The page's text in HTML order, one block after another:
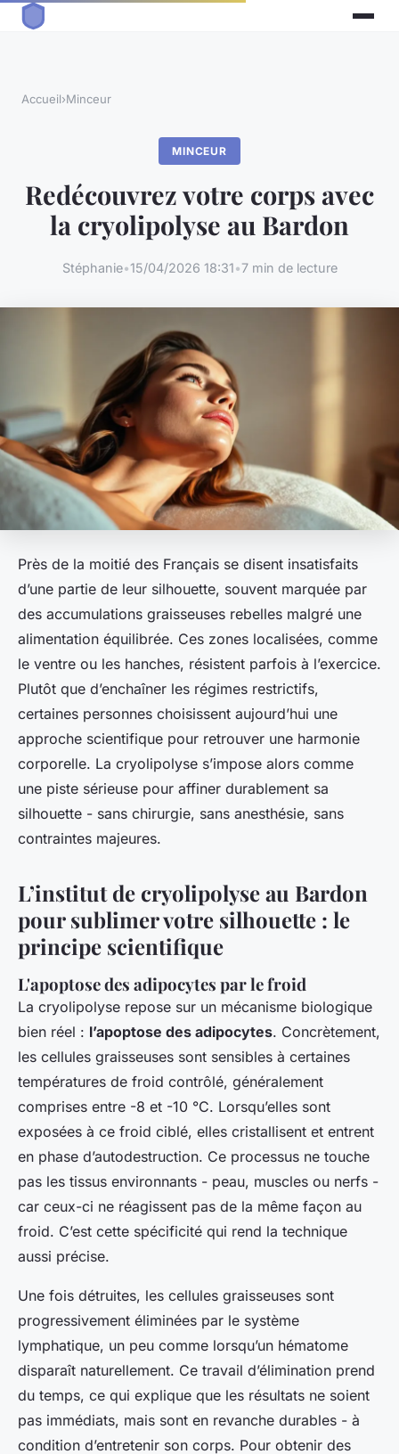
Accueil›Minceur
MINCEUR
Redécouvrez votre corps avec
la cryolipolyse au Bardon
Stéphanie•15/04/2026 18:31•7 min de lecture
Près de la moitié des Français se disent insatisfaits
d’une partie de leur silhouette, souvent marquée par
des accumulations graisseuses rebelles malgré une
alimentation équilibrée. Ces zones localisées, comme
le ventre ou les hanches, résistent parfois à l’exercice.
Plutôt que d’enchaîner les régimes restrictifs,
certaines personnes choisissent aujourd’hui une
approche scientifique pour retrouver une harmonie
corporelle. La cryolipolyse s’impose alors comme
une piste sérieuse pour affiner durablement sa
silhouette - sans chirurgie, sans anesthésie, sans
contraintes majeures.
L’institut de cryolipolyse au Bardon
pour sublimer votre silhouette : le
principe scientifique
L'apoptose des adipocytes par le froid
La cryolipolyse repose sur un mécanisme biologique
bien réel : l’apoptose des adipocytes. Concrètement,
les cellules graisseuses sont sensibles à certaines
températures de froid contrôlé, généralement
comprises entre -8 et -10 °C. Lorsqu’elles sont
exposées à ce froid ciblé, elles cristallisent et entrent
en phase d’autodestruction. Ce processus ne touche
pas les tissus environnants - peau, muscles ou nerfs -
car ceux-ci ne réagissent pas de la même façon au
froid. C’est cette spécificité qui rend la technique
aussi précise.
Une fois détruites, les cellules graisseuses sont
progressivement éliminées par le système
lymphatique, un peu comme lorsqu’un hématome
disparaît naturellement. Ce travail d’élimination prend
du temps, ce qui explique que les résultats ne soient
pas immédiats, mais sont en revanche durables - à
condition d’entretenir son corps. Pour obtenir des